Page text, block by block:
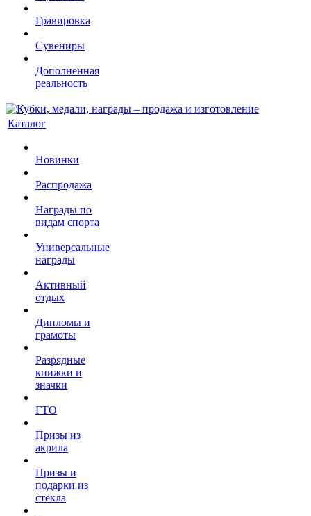
Гравировка
Сувениры
Дополненная
реальность
Каталог
Новинки
Распродажа
Награды по
видам спорта
Универсальные
награды
Активный
отдых
Дипломы и
грамоты
Разрядные
книжки и
значки
ГТО
Призы из
акрила
Призы и
подарки из
стекла